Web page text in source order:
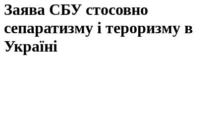
Заява СБУ стосовно
сепаратизму і тероризму в
Україні